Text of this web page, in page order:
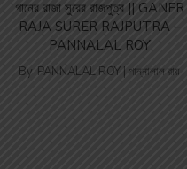
গানের রাজা সুরের রাজপুত্র || GANER
RAJA SURER RAJPUTRA –
PANNALAL ROY
By PANNALAL ROY | পান্নালাল রায়